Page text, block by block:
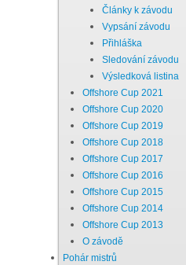
Články k závodu
Vypsání závodu
Přihláška
Sledování závodu
Výsledková listina
Offshore Cup 2021
Offshore Cup 2020
Offshore Cup 2019
Offshore Cup 2018
Offshore Cup 2017
Offshore Cup 2016
Offshore Cup 2015
Offshore Cup 2014
Offshore Cup 2013
O závodě
Pohár mistrů